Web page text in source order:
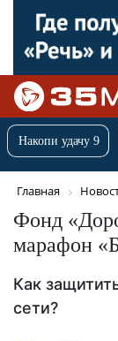
Накопи удачу 9
Главная
Фонд
марафон
Как
сети?